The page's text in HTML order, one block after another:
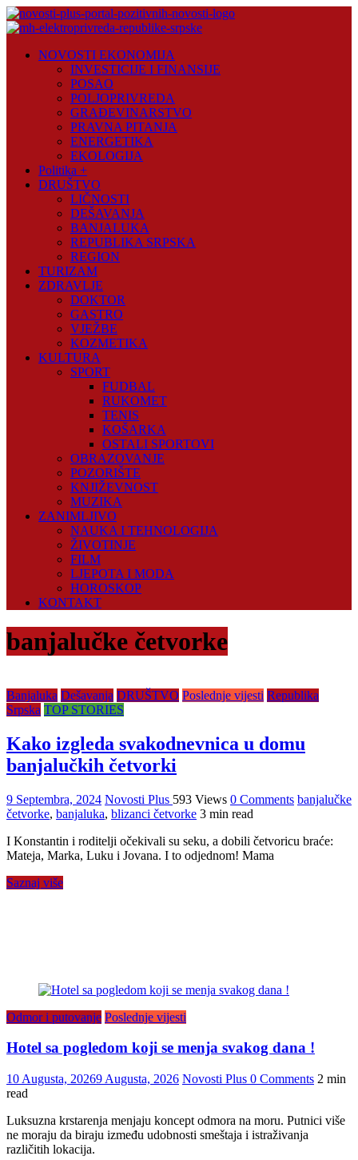
Skip
to
Plus
NOVOSTI EKONOMIJA
INVESTICIJE I FINANSIJE
POSAO
POLJOPRIVREDA
GRAĐEVINARSTVO
PRAVNA PITANJA
ENERGETIKA
EKOLOGIJA
Politika +
DRUŠTVO
LIČNOSTI
DEŠAVANJA
BANJALUKA
REPUBLIKA SRPSKA
REGION
TURIZAM
ZDRAVLJE
DOKTOR
GASTRO
VJEŽBE
KOZMETIKA
KULTURA
SPORT
FUDBAL
RUKOMET
TENIS
KOŠARKA
OSTALI SPORTOVI
OBRAZOVANJE
POZORIŠTE
KNJIŽEVNOST
MUZIKA
ZANIMLJIVO
NAUKA I TEHNOLOGIJA
ŽIVOTINJE
FILM
LJEPOTA I MODA
HOROSKOP
KONTAKT
banjalučke četvorke
Banjaluka Dešavanja DRUŠTVO Poslednje vijesti Republika
Srpska TOP STORIES
Kako izgleda svakodnevnica u domu
banjalučkih četvorki
9 Septembra, 2024 Novosti Plus 593 Views 0 Comments banjalučke
četvorke, banjaluka, blizanci četvorke 3 min read
I Konstantin i roditelji očekivali su seku, a dobili četvoricu braće:
Mateja, Marka, Luku i Jovana. I to odjednom! Mama
Saznaj više
Odmor i putovanje Poslednje vijesti
Hotel sa pogledom koji se menja svakog dana !
10 Augusta, 20269 Augusta, 2026 Novosti Plus 0 Comments 2 min
read
Luksuzna krstarenja menjaju koncept odmora na moru. Putnici više
ne moraju da biraju između udobnosti smeštaja i istraživanja
različitih lokacija.